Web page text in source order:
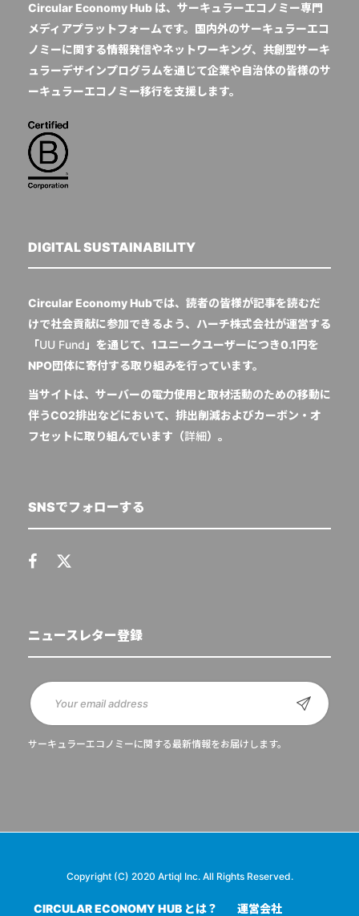
Circular Economy Hub は、サーキュラーエコノミー専門
メディアプラットフォームです。国内外のサーキュラーエコ
ノミーに関する情報発信やネットワーキング、共創型サーキ
ュラーデザインプログラムを通じて企業や自治体の皆様のサ
ーキュラーエコノミー移行を支援します。
DIGITAL SUSTAINABILITY
Circular Economy Hubでは、読者の皆様が記事を読むだ
けで社会貢献に参加できるよう、ハーチ株式会社が運営する
「UU Fund 」を通じて、1ユニークユーザーにつき0.1円を
NPO団体に寄付する取り組みを行っています。
当サイトは、サーバーの電力使用と取材活動のための移動に
伴うCO2排出などにおいて、排出削減およびカーボン・オ
フセットに取り組んでいます（詳細）。
SNSでフォローする
ニュースレター登録
サーキュラーエコノミーに関する最新情報をお届けします。
Copyright (C) 2020 Artiql Inc. All Rights Reserved.
CIRCULAR ECONOMY HUB とは？ 運営会社